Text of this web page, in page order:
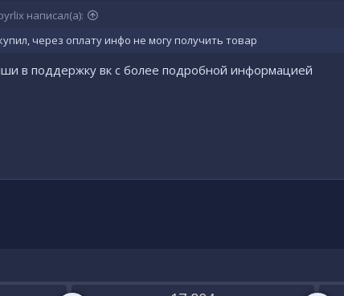
написал(а):
через оплату инфо не могу получить товар
в поддержку вк с более подробной информацией